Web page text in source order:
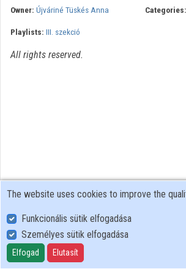
Owner: Újváriné Tüskés Anna Categories:
Playlists: III. szekció
All rights reserved.
User Policy
Adatkezelési tájékoztató (en)
Cookie Policy
The website uses cookies to improve the
Funkcionális sütik elfogadása
Személyes sütik elfogadása
Elfogad Elutasít